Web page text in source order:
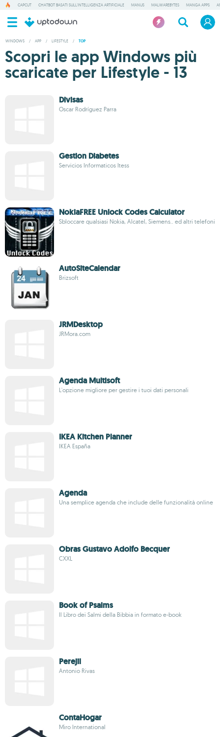
CAPCUT CHATBOT BASATI SULL'INTELLIGENZA ARTIFICIALE MANUS MALWAREBYTES MANGA APPS
WINDOWS / APP / LIFESTYLE / TOP
Scopri le app Windows più
scaricate per Lifestyle - 13
Divisas
Oscar Rodríguez Parra
Gestion Diabetes
Servicios Informaticos Itess
NokiaFREE Unlock Codes Calculator
Sbloccare qualsiasi Nokia, Alcatel, Siemens.. ed altri telefoni
AutoSiteCalendar
Brizsoft
JRMDesktop
JRMora.com
Agenda Multisoft
L'opzione migliore per gestire i tuoi dati personali
IKEA Kitchen Planner
IKEA España
Agenda
Una semplice agenda che include delle funzionalità online
Obras Gustavo Adolfo Becquer
CXXL
Book of Psalms
Il Libro dei Salmi della Bibbia in formato e-book
Perejil
Antonio Rivas
ContaHogar
Miro International